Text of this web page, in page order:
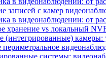
записей с камер
в видеонаблюдении: от
хранение vs локальный
(интегрированные) камеры:
периметральное
системы: